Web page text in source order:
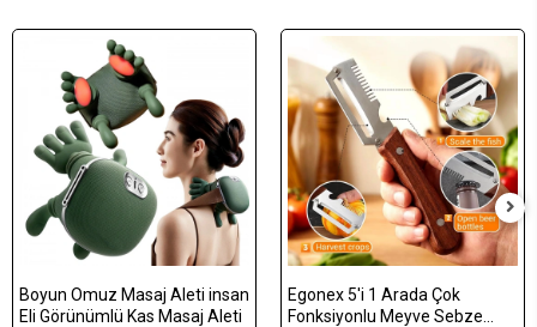
Boyun Omuz Masaj Aleti insan
Eli Görünümlü Kas Masaj Aleti
Egonex 5'i 1 Arada Çok
Fonksiyonlu Meyve Sebze